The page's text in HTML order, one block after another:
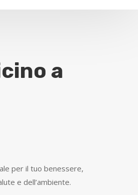
a
per il tuo benessere,
e dell’ambiente.